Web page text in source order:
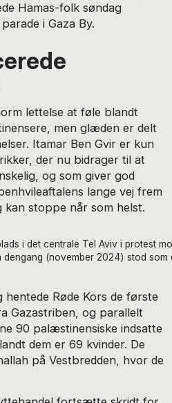
Hamas-folk søndag
i Gaza By.
lettelse at føle blandt
men glæden er delt
Itamar Ben Gvir er kun
der nu bidrager til at
og som giver god
lange vej frem
kan stoppe når som helst.
i det centrale Tel Aviv i protest
dengang (november 2024) stod som
hentede Røde Kors de første
Gazastriben, og parallelt
90 palæstinensiske indsatte
dem er 69 kvinder. De
på Vestbredden, hvor de